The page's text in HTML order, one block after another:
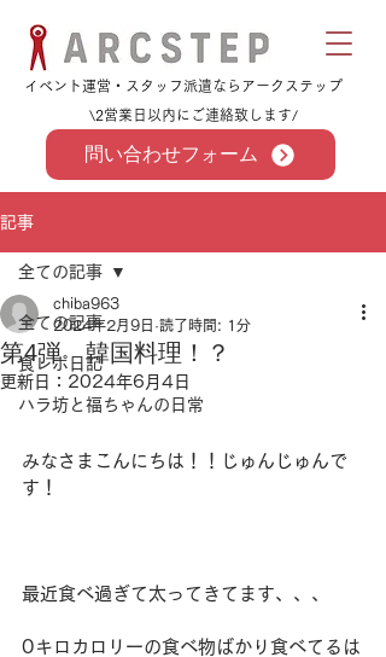
​イベント運営・スタッフ派遣ならアークステップ
\2営業日以内にご連絡致します/
問い合わせフォーム
記事
全ての記事
食レポ日記
ハラ坊と福ちゃんの日常
全ての記事
第4弾 韓国料理！？
chiba963
2024年2月9日 読了時間: 1分
更新日： 2024年6月4日
みなさまこんにちは！！じゅんじゅんで
す！
最近食べ過ぎて太ってきてます、、、
0キロカロリーの食べ物ばかり食べてるは